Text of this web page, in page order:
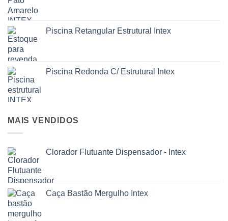
Piscina Retangular Estrutural Intex
Piscina Redonda C/ Estrutural Intex
MAIS VENDIDOS
Clorador Flutuante Dispensador - Intex
Caça Bastão Mergulho Intex